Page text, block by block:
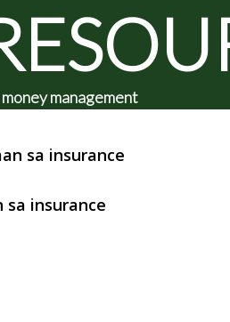
management
sa insurance
sa insurance